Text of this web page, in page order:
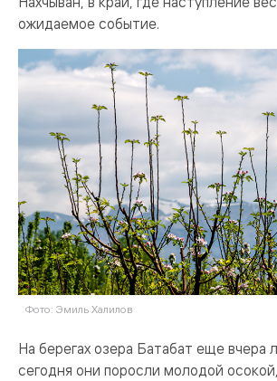
ожидаемое событие.
Фото: Эмиль Халилов
На берегах озера Батабат еще вчера
сегодня они поросли молодой